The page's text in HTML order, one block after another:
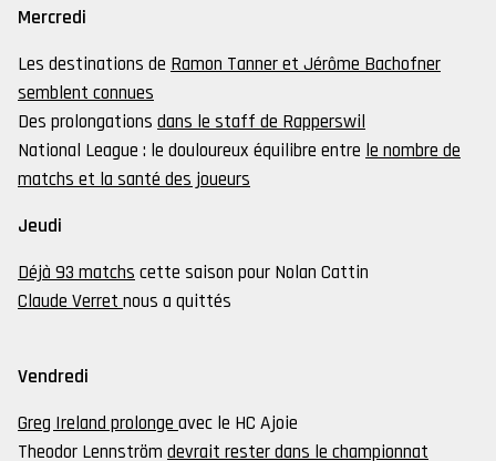
Mercredi
Les destinations de Ramon Tanner et Jérôme Bachofner
semblent connues
Des prolongations dans le staff de Rapperswil
National League : le douloureux équilibre entre le nombre de
matchs et la santé des joueurs
Jeudi
Déjà 93 matchs cette saison pour Nolan Cattin
Claude Verret nous a quittés
Vendredi
Greg Ireland prolonge avec le HC Ajoie
Theodor Lennström devrait rester dans le championnat